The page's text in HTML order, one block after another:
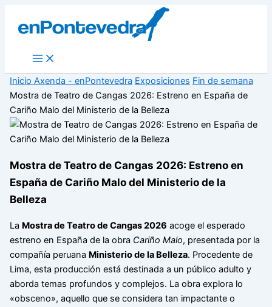
Main
Menu
Inicio Axenda - enPontevedra Exposiciones Fin de semana
Mostra de Teatro de Cangas 2026: Estreno en España de
Cariño Malo del Ministerio de la Belleza
Mostra de Teatro de Cangas 2026: Estreno en
España de Cariño Malo del Ministerio de la
Belleza
La Mostra de Teatro de Cangas 2026 acoge el esperado
estreno en España de la obra Cariño Malo, presentada por la
compañía peruana Ministerio de la Belleza. Procedente de
Lima, esta producción está destinada a un público adulto y
aborda temas profundos y complejos. La obra explora lo
«obsceno», aquello que se considera tan impactante o